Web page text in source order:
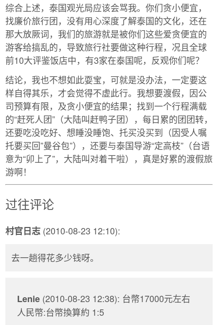
综合上述，泰国观光局应该会骂我。你们贪小便宜，
找廉价旅行团，没有用心深度了解泰国的文化，还在
那大放厥词，我们的旅游就是被你们这些爱贪便宜的
游客给搞乱的，导致旅行社要做这种行程，况且全球
前10大评鉴饭店中，有3家在泰国呢，反观你们呢？
结论，我也不想如此耍宝，可就是没办法，一定要这
样自得其乐，才会觉得不虚此行。我想要渡假，因公
司预算有限，及贪小便宜的结果；找到一个行程满载
的“赶死人团”（大陆叫赶鸭子团），每日累的团团转，
还要吃没吃好、想睡没睡饱、托买没买到（因受人嘱
托要买回”曼谷包”），还要与泰国导游“定高枝”（台语
意为“卯上了”，大陆叫对着干啦），真是好累的渡假旅
游啊！
过往评论
村官日志 (2010-08-23 12:10):
去一趟得花多少钱呀。
Lenie (2010-08-23 12:38): 台幣17000元左右
人民幣:台幣換算約 1:5